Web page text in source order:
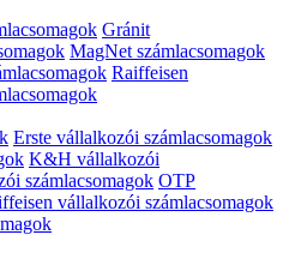
Gránit
MagNet számlacsomagok
Raiffeisen
Erste vállalkozói számlacsomagok
K&H vállalkozói
számlacsomagok OTP
vállalkozói számlacsomagok